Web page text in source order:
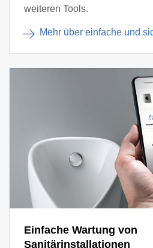
weiteren Tools.
Mehr über einfache und
Einfache Wartung von
Sanitärinstallationen